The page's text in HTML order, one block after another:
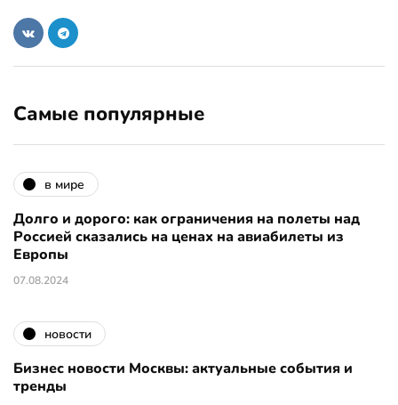
Самые популярные
в мире
Долго и дорого: как ограничения на полеты над
Россией сказались на ценах на авиабилеты из
Европы
07.08.2024
новости
Бизнес новости Москвы: актуальные события и
тренды